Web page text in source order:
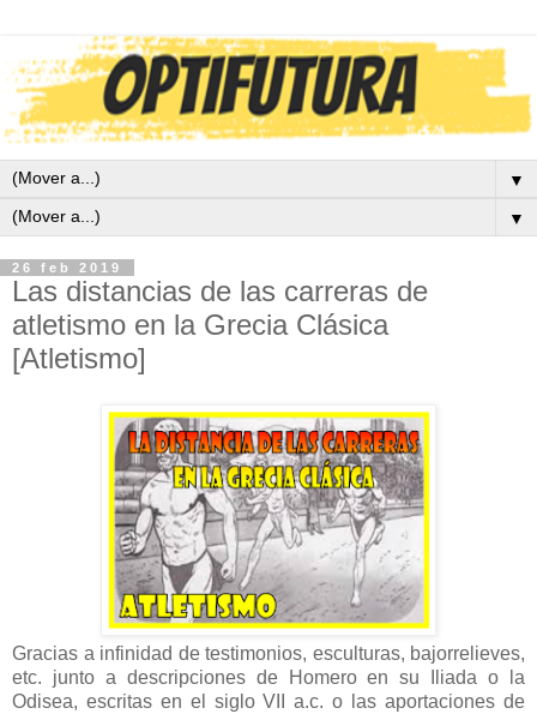
▼
▼
26 feb 2019
Las distancias de las carreras de
atletismo en la Grecia Clásica
[Atletismo]
Gracias a infinidad de testimonios, esculturas, bajorrelieves,
etc. junto a descripciones de Homero en su Iliada o la
Odisea, escritas en el siglo VII a.c. o las aportaciones de